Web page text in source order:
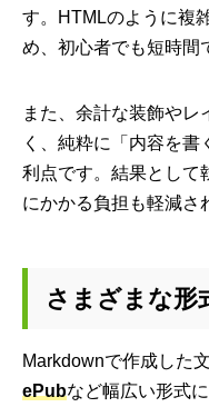
す。HTMLのように複
め、初心者でも短時間
また、余計な装飾やレ
く、純粋に「内容を
利点です。結果として
にかかる負担も軽減さ
さまざまな形
Markdownで作成した文
ePubなど幅広い形式